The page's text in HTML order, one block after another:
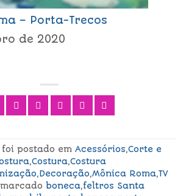
– Porta-Trecos
de 2020
postado em Acessórios,Corte e
,Costura,Costura
,Decoração,Mônica Roma,TV
boneca,feltros Santa